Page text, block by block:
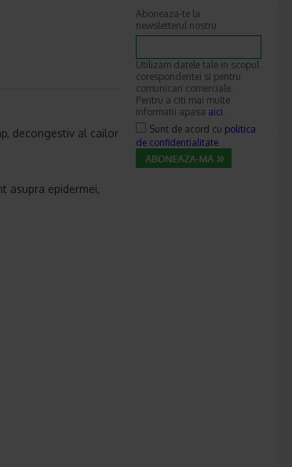
decongestiv al cailor
asupra epidermei,
Aboneaza-te la
newsletterul nostru
Utilizam datele tale in scopul
corespondentei si pentru
comunicari comerciale.
Pentru a citi mai multe
informatii apasa aici.
Sunt de acord cu politica
de confidentialitate